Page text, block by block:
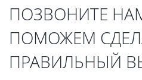
ПОЗВОНИТЕ
ПОМОЖЕМ
ПРАВИЛЬНЫЙ